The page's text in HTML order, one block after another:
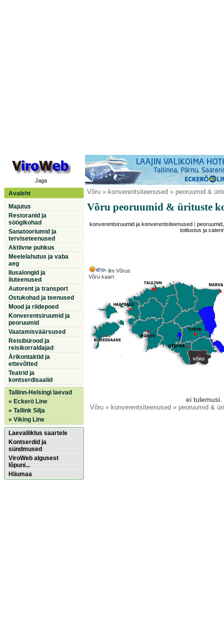
Jaga
Avaleht
Majutus
Restoranid ja
söögikohad
Sanatooriumid ja
terviseteenused
Aktiivne puhkus
Meelelahutus ja vaba
aeg
Ilusalongid ja
iluteenused
Autorent ja transport
Ostukohad ja teenused
Mood ja riidepoed
Konverentsiruumid ja
peoruumid
Vaatamisväärsused
Reisibürood ja
reisikorraldajad
Ärikontaktid ja
ettevõtted
Teatrid ja
kontserdisaalid
Tallinn-Helsingi laevad
» Eckerö Line
» Tallink Silja
» Viking Line
Laevaliiklus saartele
Kontserdid ja
sündmused
ViroWeb algusest
lõpuni...
Hiiumaa
Võru » konverentsiteenused » peoruumid &
Võru peoruumid & ürituste
konverentsiruumid ja konverentsiteenused |
toitlustus ja
ilm Võrus
Võru kaart
ei tulemusi.
Võru » konverentsiteenused » peoruumid &